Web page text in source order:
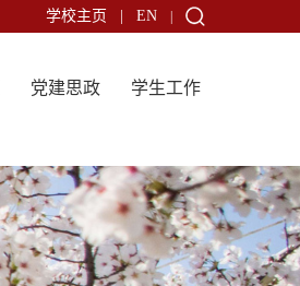
学校主页 EN
党建思政 学生工作